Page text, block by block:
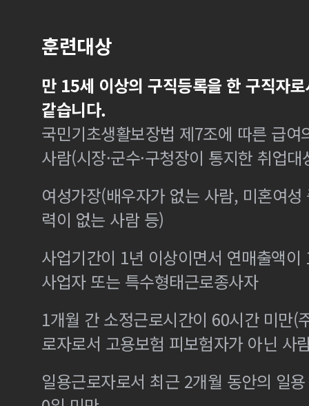
훈련대상
만 15세 이상의 구직등록을 한 구직자
같습니다.
국민기초생활보장법 제7조에 따른 급
사람(시장·군수·구청장이 통지한 취업
여성가장(배우자가 없는 사람, 미혼여
력이 없는 사람 등)
사업기간이 1년 이상이면서 연매출액
사업자 또는 특수형태근로종사자
1개월 간 소정근로시간이 60시간 미만(
로자로서 고용보험 피보험자가 아닌 사
일용근로자로서 최근 2개월 동안의 일